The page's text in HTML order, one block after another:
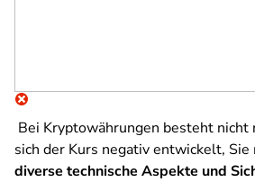
Bei Kryptowährungen besteht nicht
sich der Kurs negativ entwickelt, Sie
diverse technische Aspekte und